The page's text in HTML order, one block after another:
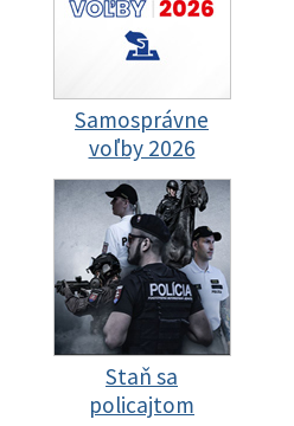
Samosprávne
voľby 2026
Staň sa
policajtom